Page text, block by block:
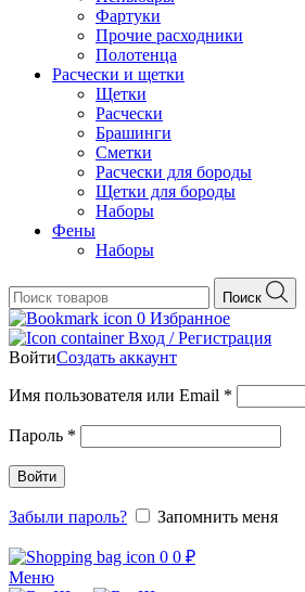
Фартуки
Прочие расходники
Полотенца
Расчески и щетки
Щетки
Расчески
Брашинги
Сметки
Расчески для бороды
Щетки для бороды
Наборы
Фены
Наборы
Поиск
0 Избранное
Вход / Регистрация
ВойтиСоздать аккаунт
Имя пользователя или Email *
Пароль *
Войти
Забыли пароль? Запомнить меня
0 0 ₽
Меню